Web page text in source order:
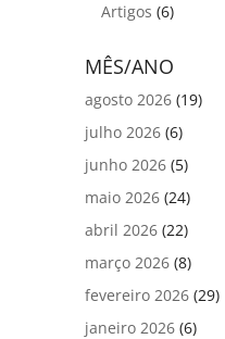
Artigos (6)
MÊS/ANO
agosto 2026 (19)
julho 2026 (6)
junho 2026 (5)
maio 2026 (24)
abril 2026 (22)
março 2026 (8)
fevereiro 2026 (29)
janeiro 2026 (6)